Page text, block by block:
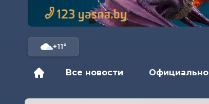
+11°
Все новости Официально